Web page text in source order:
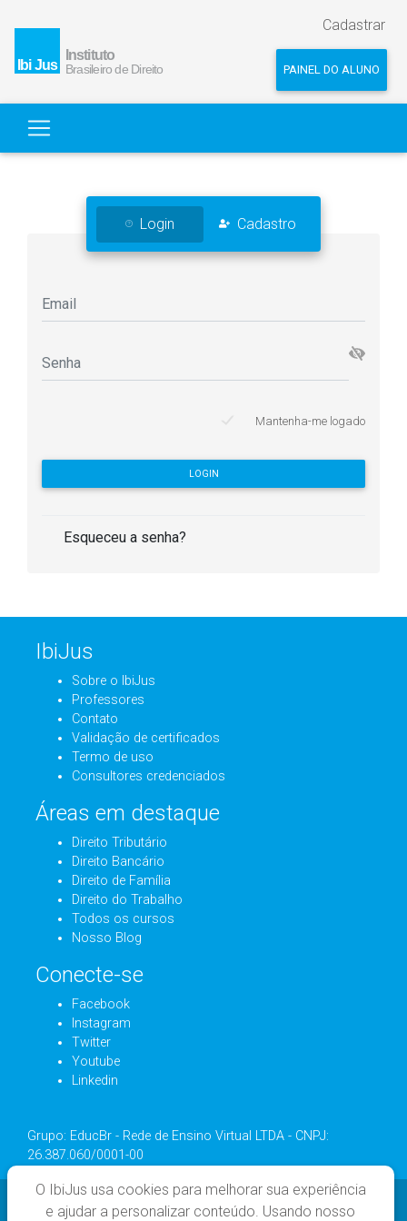
Cadastrar
PAINEL DO ALUNO
Login Cadastro
Mantenha-me logado
LOGIN
Esqueceu a senha?
IbiJus
Sobre o IbiJus
Professores
Contato
Validação de certificados
Termo de uso
Consultores credenciados
Áreas em destaque
Direito Tributário
Direito Bancário
Direito de Família
Direito do Trabalho
Todos os cursos
Nosso Blog
Conecte-se
Facebook
Instagram
Twitter
Youtube
Linkedin
Grupo: EducBr - Rede de Ensino Virtual LTDA - CNPJ:
26.387.060/0001-00
O IbiJus usa cookies para melhorar sua experiência
e ajudar a personalizar conteúdo. Usando nosso